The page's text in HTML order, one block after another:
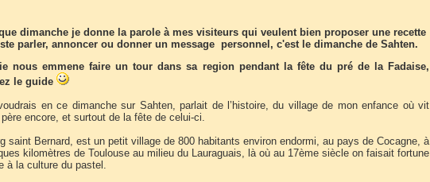
dimanche je donne la parole à mes visiteurs qui veulent bien proposer une recette
parler, annoncer ou donner un message personnel, c'est le dimanche de Sahten.
nous emmene faire un tour dans sa region pendant la fête du pré de la Fadaise,
le guide
en ce dimanche sur Sahten, parlait de l’histoire, du village de mon enfance où vit
encore, et surtout de la fête de celui-ci.
saint Bernard, est un petit village de 800 habitants environ endormi, au pays de Cocagne, à
kilomètres de Toulouse au milieu du Lauraguais, là où au 17ème siècle on faisait fortune
à la culture du pastel.